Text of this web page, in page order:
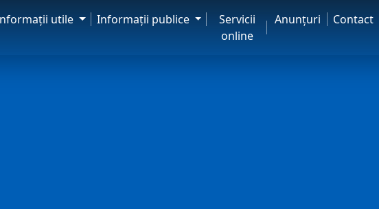
utile Informaţii publice
Servicii
online
Anunţuri Contact